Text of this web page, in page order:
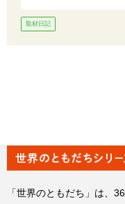
取材日記
「世界のともだち」は、